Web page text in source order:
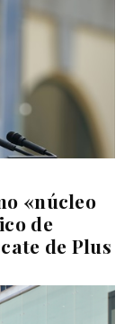
«núcleo
de
de Plus